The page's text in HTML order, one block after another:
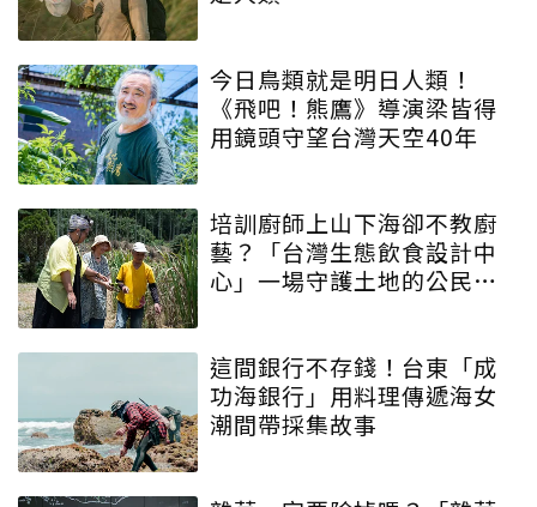
今日鳥類就是明日人類！
《飛吧！熊鷹》導演梁皆得
用鏡頭守望台灣天空40年
培訓廚師上山下海卻不教廚
藝？「台灣生態飲食設計中
心」一場守護土地的公民運
這間銀行不存錢！台東「成
功海銀行」用料理傳遞海女
潮間帶採集故事